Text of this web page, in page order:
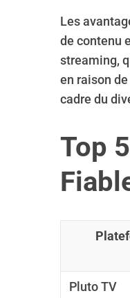
Les
de contenu
streaming,
en raison
cadre du
Top
Pluto TV